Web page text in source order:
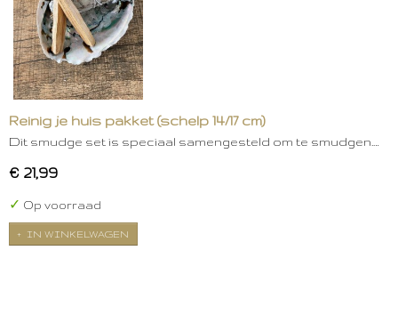
Reinig je huis pakket (schelp 14/17 cm)
Dit smudge set is speciaal samengesteld om te smudgen.…
€ 21,99
✓ Op voorraad
IN WINKELWAGEN